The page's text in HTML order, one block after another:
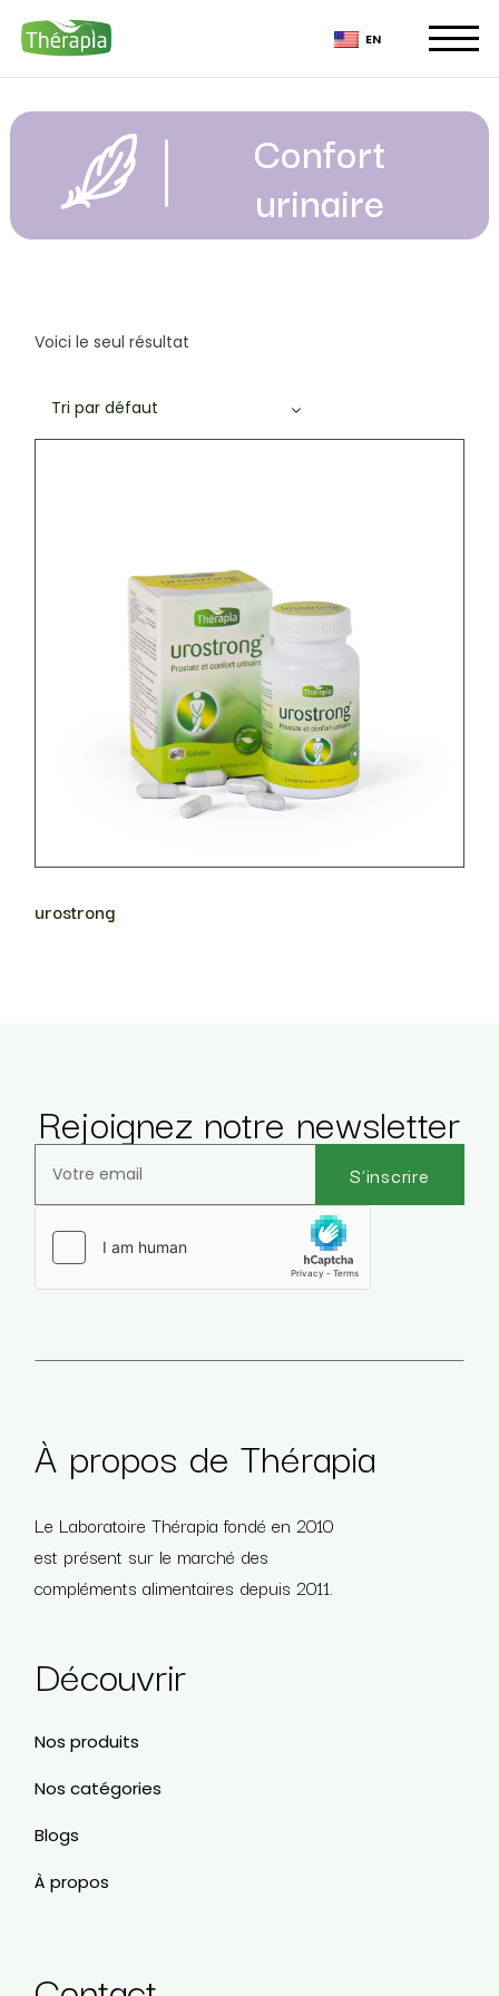
the
content
EN
Confort
urinaire
Voici le seul résultat
Tri par défaut
urostrong
Rejoignez notre newsletter
S'inscrire
À propos de Thérapia
Le Laboratoire Thérapia fondé en 2010
est présent sur le marché des
compléments alimentaires depuis 2011.
Découvrir
Nos produits
Nos catégories
Blogs
À propos